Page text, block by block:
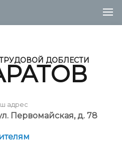
ДОБЛЕСТИ
адрес
Первомайская, д. 78